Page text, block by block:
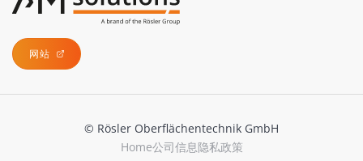
网站
© Rösler Oberflächentechnik GmbH
Home公司信息隐私政策